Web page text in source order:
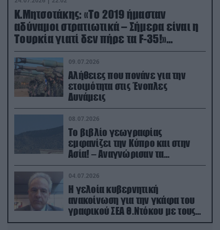
Κ.Μητσοτάκης: «Το 2019 ήμασταν
αδύναμοι στρατιωτικά – Σήμερα είναι η
Τουρκία γιατί δεν πήρε τα F-35!»
(βίντεο)
09.07.2026
Αλήθειες που πονάνε για την
ετοιμότητα στις Ένοπλες
Δυνάμεις
08.07.2026
Το βιβλίο γεωγραφίας
εμφανίζει την Κύπρο και στην
Ασία! – Αναγνώρισαν τα
κατεχόμενα; (φωτο)
04.07.2026
Η γελοία κυβερνητική
ανακοίνωση για την γκάφα του
γραφικού ΣΕΑ Θ.Ντόκου με τους
Ρώσους φαρσέρ